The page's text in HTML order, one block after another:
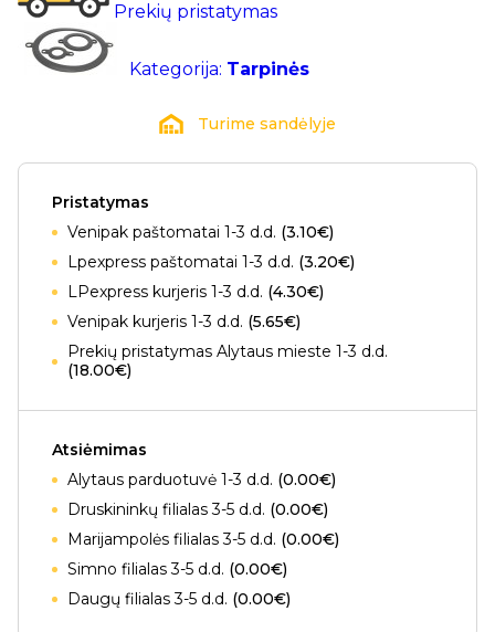
Prekių pristatymas
Kategorija: Tarpinės
Turime sandėlyje
Pristatymas
Venipak paštomatai 1-3 d.d. (3.10€)
Lpexpress paštomatai 1-3 d.d. (3.20€)
LPexpress kurjeris 1-3 d.d. (4.30€)
Venipak kurjeris 1-3 d.d. (5.65€)
Prekių pristatymas Alytaus mieste 1-3 d.d.
(18.00€)
Atsiėmimas
Alytaus parduotuvė 1-3 d.d. (0.00€)
Druskininkų filialas 3-5 d.d. (0.00€)
Marijampolės filialas 3-5 d.d. (0.00€)
Simno filialas 3-5 d.d. (0.00€)
Daugų filialas 3-5 d.d. (0.00€)